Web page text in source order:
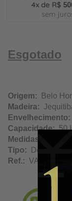
Esgotado
Origem: Belo
Madeira:
Envelhecimento:
Capacidade:50
Medidas
Tipo: Dorna
Ref.: VA20718